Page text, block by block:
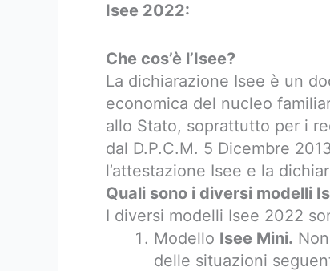
Isee 2022:
Che cos’è l’Isee?
La dichiarazione Isee è un
economica del nucleo
allo Stato, soprattutto per i
dal D.P.C.M. 5 Dicembre
l’attestazione Isee e la
Quali sono i diversi modelli
I diversi modelli Isee 2022
Modello Isee Mini.
delle situazioni